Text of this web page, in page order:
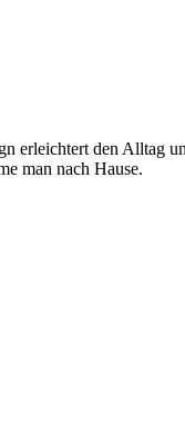
den Alltag
man nach Hause.